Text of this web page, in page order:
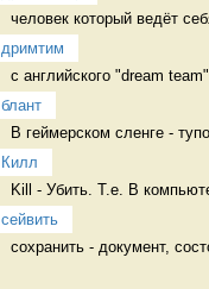
человек который ведёт
дримтим
с английского "dream
блант
В геймерском сленге -
Килл
Kill - Убить. Т.е. В
сейвить
сохранить - документ,